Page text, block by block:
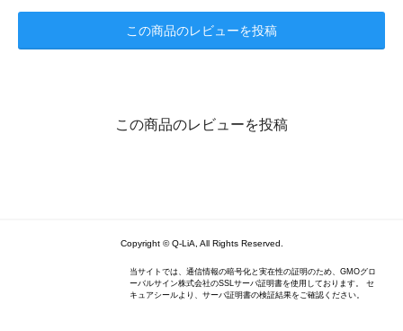
この商品のレビューを投稿
この商品のレビューを投稿
Copyright © Q-LiA, All Rights Reserved.
当サイトでは、通信情報の暗号化と実在性の証明のため、GMOグロ
ーバルサイン株式会社のSSLサーバ証明書を使用しております。 セ
キュアシールより、サーバ証明書の検証結果をご確認ください。